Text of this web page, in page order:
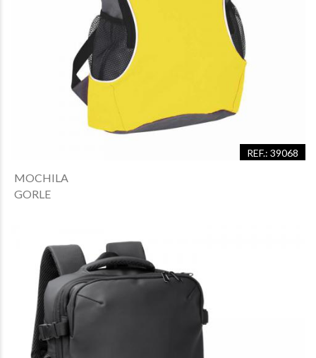
REF.: 39068
MOCHILA
GORLE